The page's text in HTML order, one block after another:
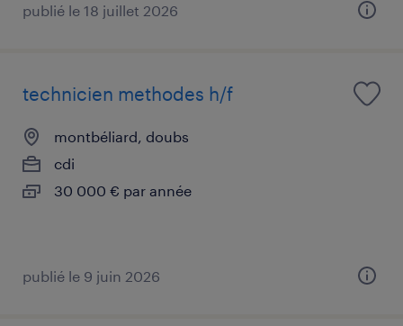
publié le 18 juillet 2026
technicien methodes h/f
montbéliard, doubs
cdi
30 000 € par année
publié le 9 juin 2026